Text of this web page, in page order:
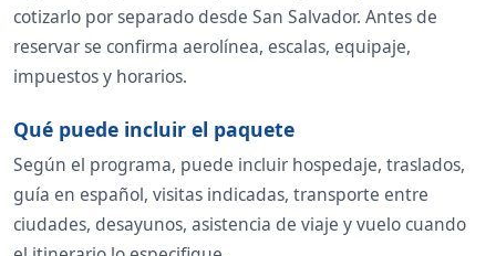
cotizarlo por separado desde San Salvador. Antes de
reservar se confirma aerolínea, escalas, equipaje,
impuestos y horarios.
Qué puede incluir el paquete
Según el programa, puede incluir hospedaje, traslados,
guía en español, visitas indicadas, transporte entre
ciudades, desayunos, asistencia de viaje y vuelo cuando